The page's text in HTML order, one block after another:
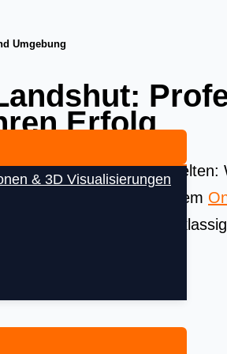
& 3D Visualisierungen
Umgebung
Erfolg
das Beste aus allen
Von strategischem
bis hin zu
in No Content.